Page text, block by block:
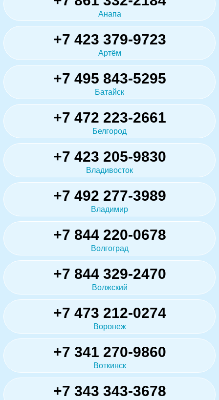
Анапа
+7 423 379-9723
Артём
+7 495 843-5295
Батайск
+7 472 223-2661
Белгород
+7 423 205-9830
Владивосток
+7 492 277-3989
Владимир
+7 844 220-0678
Волгоград
+7 844 329-2470
Волжский
+7 473 212-0274
Воронеж
+7 341 270-9860
Воткинск
+7 343 343-3678